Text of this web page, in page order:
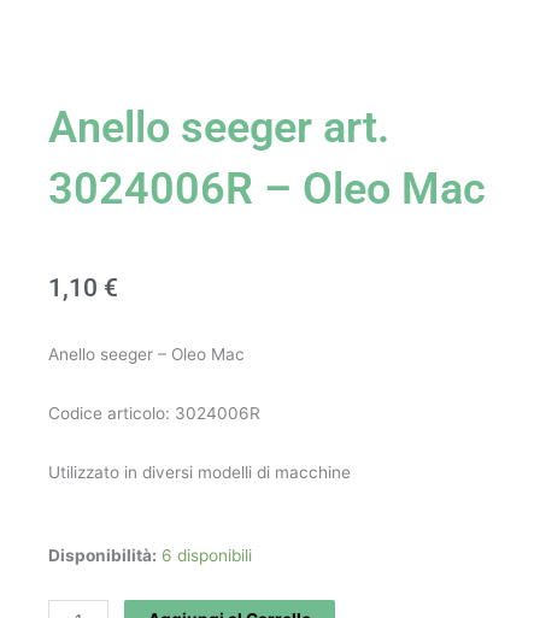
Anello seeger art.
3024006R – Oleo Mac
1,10 €
Anello seeger – Oleo Mac
Codice articolo: 3024006R
Utilizzato in diversi modelli di macchine
Disponibilità: 6 disponibili
Anello